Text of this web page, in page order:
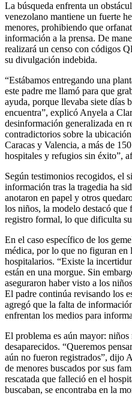
La búsqueda enfrenta un
venezolano mantiene un fuerte
menores, prohibiendo que
información a la prensa. De
realizará un censo con códigos
su divulgación indebida.
“Estábamos entregando una
este padre me llamó para que
ayuda, porque llevaba siete días
encuentra”, explicó Anyela a
desinformación generalizada en
contradictorios sobre la
Caracas y Valencia, a más de
hospitales y refugios sin éxito”,
Según testimonios recogidos, el
información tras la tragedia ha
anotaron en papel y otros
los niños, la modelo destacó que
registro formal, lo que dificulta
En el caso específico de los
médica, por lo que no figuran en
hospitalarios. “Existe la
están en una morgue. Sin
aseguraron haber visto a los
El padre continúa revisando los
agregó que la falta de
enfrentan los medios para
El problema es aún mayor: niños
desaparecidos. “Queremos
aún no fueron registrados”, dijo
de menores buscados por sus
rescatada que falleció en el
buscaban, se encontraba en la